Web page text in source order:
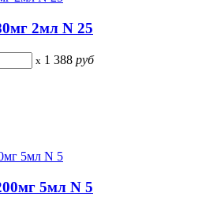
2мл N 25
x 1 388 руб
5мл N 5